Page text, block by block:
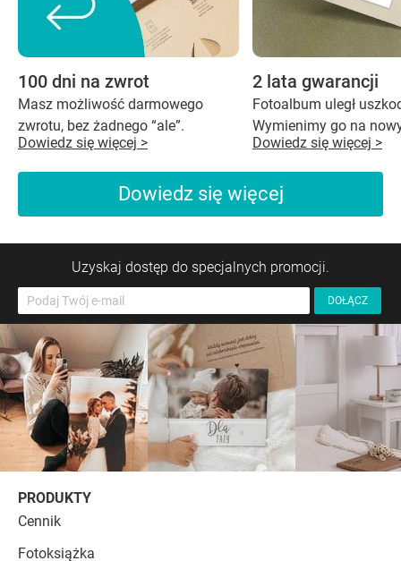
100 dni na zwrot
Masz możliwość darmowego
zwrotu, bez żadnego “ale”.
Dowiedz się więcej >
2 lata gwarancji
Fotoalbum uległ
Wymienimy go na
Dowiedz się więcej >
Dowiedz się więcej
Uzyskaj dostęp do specjalnych promocji.
PRODUKTY
Cennik
Fotoksiążka